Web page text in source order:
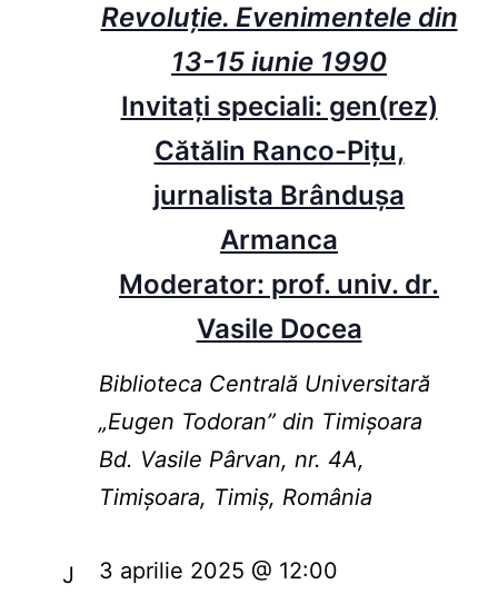
Revoluție. Evenimentele din
13-15 iunie 1990
Invitați speciali: gen(rez)
Cătălin Ranco-Pițu,
jurnalista Brândușa
Armanca
Moderator: prof. univ. dr.
Vasile Docea
Biblioteca Centrală Universitară
„Eugen Todoran” din Timişoara
Bd. Vasile Pârvan, nr. 4A,
Timișoara, Timiș, România
J
3 aprilie 2025 @ 12:00